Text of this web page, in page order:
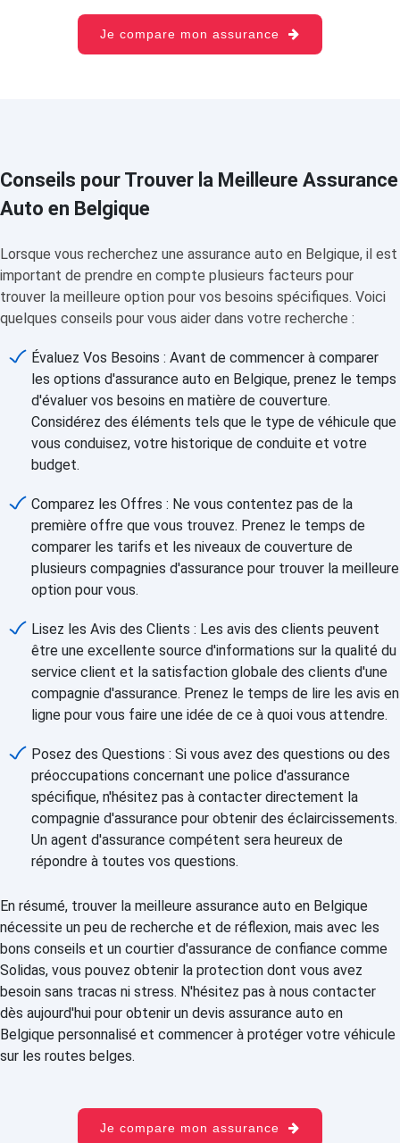
Je compare mon assurance
Conseils pour Trouver la Meilleure Assurance
Auto en Belgique
Lorsque vous recherchez une assurance auto en Belgique, il est
important de prendre en compte plusieurs facteurs pour
trouver la meilleure option pour vos besoins spécifiques. Voici
quelques conseils pour vous aider dans votre recherche :
Évaluez Vos Besoins : Avant de commencer à comparer
les options d'assurance auto en Belgique, prenez le temps
d'évaluer vos besoins en matière de couverture.
Considérez des éléments tels que le type de véhicule que
vous conduisez, votre historique de conduite et votre
budget.
Comparez les Offres : Ne vous contentez pas de la
première offre que vous trouvez. Prenez le temps de
comparer les tarifs et les niveaux de couverture de
plusieurs compagnies d'assurance pour trouver la meilleure
option pour vous.
Lisez les Avis des Clients : Les avis des clients peuvent
être une excellente source d'informations sur la qualité du
service client et la satisfaction globale des clients d'une
compagnie d'assurance. Prenez le temps de lire les avis en
ligne pour vous faire une idée de ce à quoi vous attendre.
Posez des Questions : Si vous avez des questions ou des
préoccupations concernant une police d'assurance
spécifique, n'hésitez pas à contacter directement la
compagnie d'assurance pour obtenir des éclaircissements.
Un agent d'assurance compétent sera heureux de
répondre à toutes vos questions.
En résumé, trouver la meilleure assurance auto en Belgique
nécessite un peu de recherche et de réflexion, mais avec les
bons conseils et un courtier d'assurance de confiance comme
Solidas, vous pouvez obtenir la protection dont vous avez
besoin sans tracas ni stress. N'hésitez pas à nous contacter
dès aujourd'hui pour obtenir un devis assurance auto en
Belgique personnalisé et commencer à protéger votre véhicule
sur les routes belges.
Je compare mon assurance